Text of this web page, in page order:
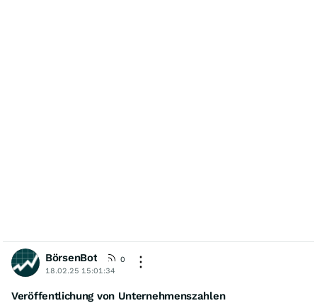
BörsenBot
0
18.02.25 15:01:34
Veröffentlichung von Unternehmenszahlen